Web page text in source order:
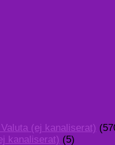
(ej kanaliserat)
kanaliserat) (5)